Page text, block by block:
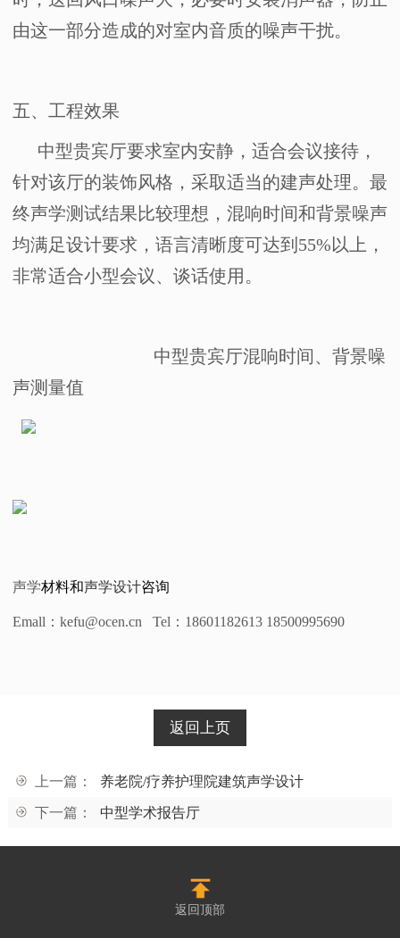
由这一部分造成的对室内音质的噪声干扰。
五、 工程效果
中型贵宾厅要求室内安静，适合会议接待，
针对该厅的装饰风格，采取适当的建声处理。最
终声学测试结果比较理想，混响时间和背景噪声
均满足设计要求，语言清晰度可达到 55%以上，
非常适合小型会议、谈话使用。
中型贵宾厅混响时间、背景噪
声测量值
声学材料和声学设计咨询
Emall ：kefu@ocen.cn Tel：18601182613 18500995690
返回上页
上一篇： 养老院/疗养护理院建筑声学设计
下一篇： 中型学术报告厅
返回顶部